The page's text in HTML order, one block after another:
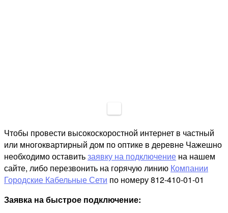
Чтобы провести высокоскоростной интернет в частный
или многоквартирный дом по оптике в деревне Чажешно
необходимо оставитьзаявку на подключение на нашем
сайте, либо перезвонить на горячую линию Компании
Городские Кабельные Сети по номеру 812-410-01-01
Заявка на быстрое подключение: